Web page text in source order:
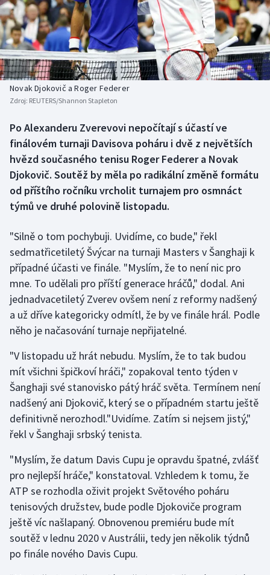
Baseball a softbal
Basketbal
Biatlon
Box
Curling
Dostihy
Florbal
Futsal
Golf
Gymnastika
Jezdectví
Judo
Krasobruslení
Lezení
Lyže a snowboard
Moderní pětiboj
Motorsport
Soutěže
Historické návraty
Aplikace ČT sport
Novak Djokovič a Roger Federer
Zdroj: REUTERS/Shannon Stapleton
Po Alexanderu Zverevovi nepočítají s účastí ve
finálovém turnaji Davisova poháru i dvě z největších
hvězd současného tenisu Roger Federer a Novak
Djokovič. Soutěž by měla po radikální změně formátu
od příštího ročníku vrcholit turnajem pro osmnáct
týmů ve druhé polovině listopadu.
"Silně o tom pochybuji. Uvidíme, co bude," řekl
sedmatřicetiletý Švýcar na turnaji Masters v Šanghaji k
případné účasti ve finále. "Myslím, že to není nic pro
mne. To udělali pro příští generace hráčů," dodal. Ani
jednadvacetiletý Zverev ovšem není z reformy nadšený
a už dříve kategoricky odmítl, že by ve finále hrál. Podle
něho je načasování turnaje nepřijatelné.
"V listopadu už hrát nebudu. Myslím, že to tak budou
mít všichni špičkoví hráči," zopakoval tento týden v
Šanghaji své stanovisko pátý hráč světa. Termínem není
nadšený ani Djokovič, který se o případném startu ještě
definitivně nerozhodl."Uvidíme. Zatím si nejsem jistý,"
řekl v Šanghaji srbský tenista.
"Myslím, že datum Davis Cupu je opravdu špatné, zvlášť
pro nejlepší hráče," konstatoval. Vzhledem k tomu, že
ATP se rozhodla oživit projekt Světového poháru
tenisových družstev, bude podle Djokoviče program
ještě víc našlapaný. Obnovenou premiéru bude mít
soutěž v lednu 2020 v Austrálii, tedy jen několik týdnů
po finále nového Davis Cupu.